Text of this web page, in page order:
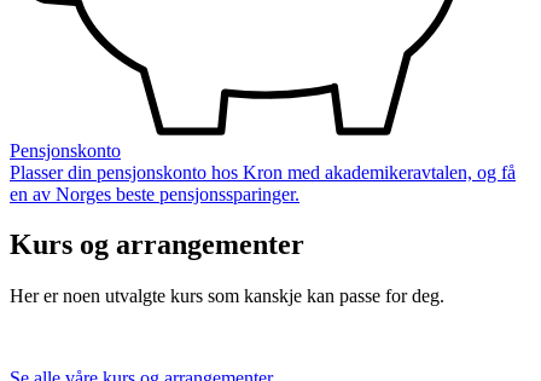
Pensjonskonto
Plasser din pensjonskonto hos Kron med akademikeravtalen, og få
en av Norges beste pensjonssparinger.
Kurs og arrangementer
Her er noen utvalgte kurs som kanskje kan passe for deg.